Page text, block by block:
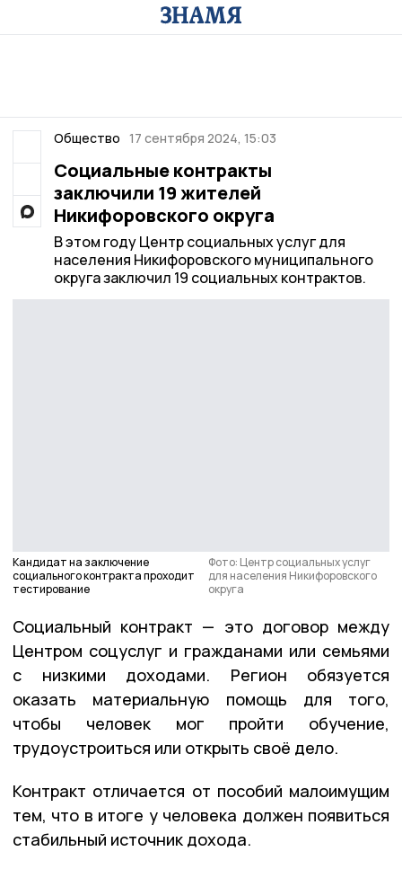
Общество 17 сентября 2024, 15:03
Социальные контракты
заключили 19 жителей
Никифоровского округа
В этом году Центр социальных услуг для
населения Никифоровского муниципального
округа заключил 19 социальных контрактов.
Кандидат на заключение
социального контракта проходит
тестирование
Фото: Центр социальных услуг
для населения Никифоровского
округа
Социальный контракт — это договор между
Центром соцуслуг и гражданами или семьями
с низкими доходами. Регион обязуется
оказать материальную помощь для того,
чтобы человек мог пройти обучение,
трудоустроиться или открыть своё дело.
Контракт отличается от пособий малоимущим
тем, что в итоге у человека должен появиться
стабильный источник дохода.